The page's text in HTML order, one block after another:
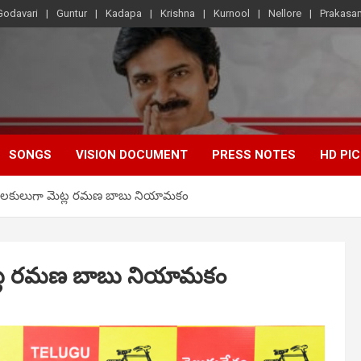
Guntur Kadapa Krishna Kurnool Nellore
SONGS VISION DOCUMENT PRESS NOTES HD
మెట్ల రమణ బాబు నియామకం
రమణ బాబు నియామకం